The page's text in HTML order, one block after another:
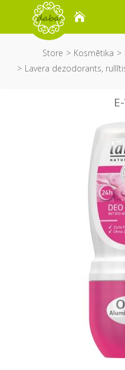
Store Kosmētika
Lavera dezodorants,